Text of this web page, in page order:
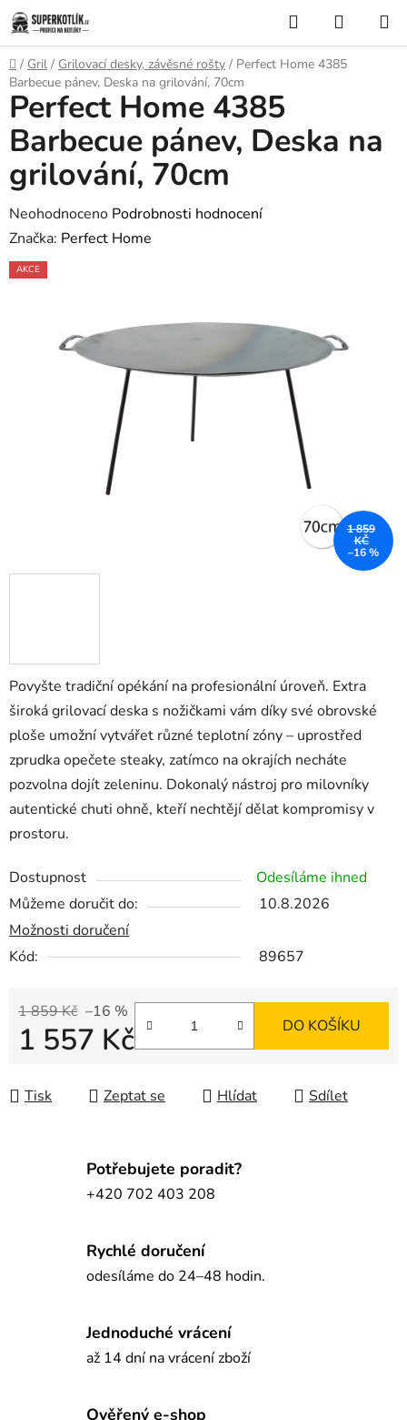
Přejít
na
obsah
Hledat
KOŠÍK
Domů
/ Gril / Grilovací desky, závěsné rošty / Perfect Home 4385
Barbecue pánev, Deska na grilování, 70cm
Povyšte tradiční opékání na profesionální úroveň. Extra
široká grilovací deska s nožičkami vám díky své obrovské
ploše umožní vytvářet různé teplotní zóny – uprostřed
zprudka opečete steaky, zatímco na okrajích necháte
pozvolna dojít zeleninu. Dokonalý nástroj pro milovníky
autentické chuti ohně, kteří nechtějí dělat kompromisy v
prostoru.
Dostupnost
Odesíláme ihned
Můžeme doručit do:
10.8.2026
Možnosti doručení
Kód:
89657
1 859 Kč –16 %
1 557 Kč DO KOŠÍKU
Tisk Zeptat se Hlídat Sdílet
Perfect Home 4385
Barbecue pánev, Deska na
grilování, 70cm
Průměrné
hodnocení
produktu
Neohodnoceno Podrobnosti hodnocení
Značka: Perfect Home
AKCE
1 859
KČ
–16 %
Potřebujete poradit?
+420 702 403 208
Rychlé doručení
odesíláme do 24–48 hodin.
Jednoduché vrácení
až 14 dní na vrácení zboží
Ověřený e-shop